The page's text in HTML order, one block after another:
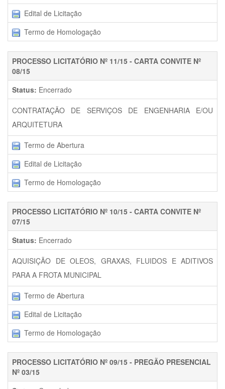
Edital de Licitação
Termo de Homologação
PROCESSO LICITATÓRIO Nº 11/15 - CARTA CONVITE Nº
08/15
Status: Encerrado
CONTRATAÇÃO DE SERVIÇOS DE ENGENHARIA E/OU
ARQUITETURA
Termo de Abertura
Edital de Licitação
Termo de Homologação
PROCESSO LICITATÓRIO Nº 10/15 - CARTA CONVITE Nº
07/15
Status: Encerrado
AQUISIÇÃO DE OLEOS, GRAXAS, FLUIDOS E ADITIVOS
PARA A FROTA MUNICIPAL
Termo de Abertura
Edital de Licitação
Termo de Homologação
PROCESSO LICITATÓRIO Nº 09/15 - PREGÃO PRESENCIAL
Nº 03/15